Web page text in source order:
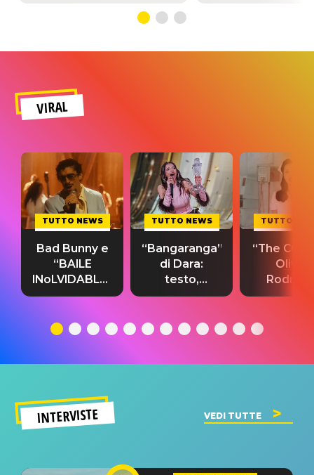
VIRAL
TUTTO NEWS
Bad Bunny e
“BAILE
INoLVIDABLE”:
testo,
significato
TUTTO NEWS
“Bangaranga”
di Dara:
testo,
traduzione e
del singolo
TUTTO
“The
Olivia
testo,
INTERVISTE VEDI TUTTE